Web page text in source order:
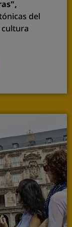
del
cultura